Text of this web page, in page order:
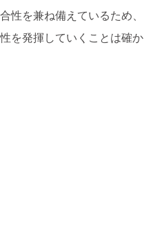
性を兼ね備えているため、
を発揮していくことは確か